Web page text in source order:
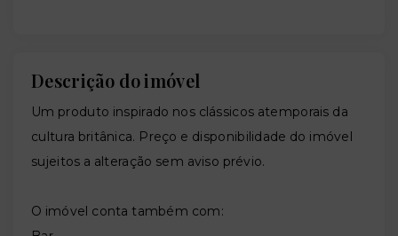
Descrição do imóvel
Um produto inspirado nos clássicos atemporais da
cultura britânica. Preço e disponibilidade do imóvel
sujeitos a alteração sem aviso prévio.
O imóvel conta também com: